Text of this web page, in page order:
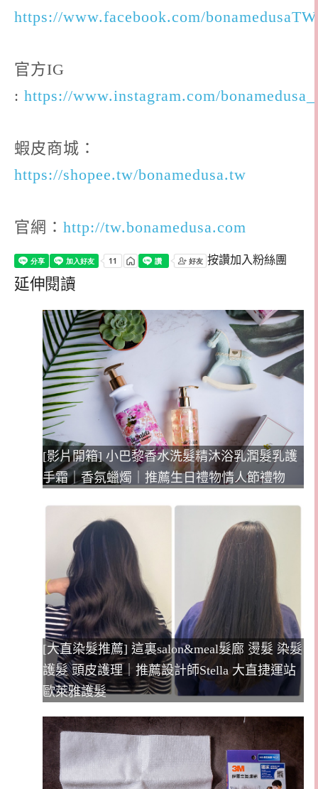
https://www.facebook.com/bonamedusaTW
官方IG
: https://www.instagram.com/
蝦皮商城：
https://shopee.tw/bonamedusa.tw
官網： http://tw.bonamedusa.com
按讚加入粉絲團
延伸閱讀
[影片開箱] 小巴黎香水洗髮精沐浴乳潤髮乳護
手霜｜香氛蠟燭｜推薦生日禮物情人節禮物
[大直染髮推薦] 這裏salon&meal髮廊 燙髮 染髮
護髮 頭皮護理｜推薦設計師Stella 大直捷運站
歐萊雅護髮